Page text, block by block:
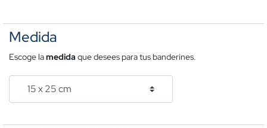
Medida
Escoge lamedida que desees para tus banderines.